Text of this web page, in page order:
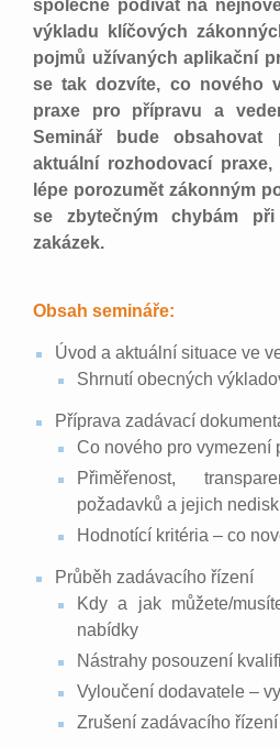
společně podívat na
výkladu klíčových
pojmů užívaných aplikační
se tak dozvíte, co nového
praxe pro přípravu a
Seminář bude obsahovat
aktuální rozhodovací
lépe porozumět zákonným
se zbytečným chybám při
zakázek.
Obsah semináře:
Úvod a aktuální situace ve
Shrnutí obecných
Příprava zadávací
Co nového pro vymezení
Přiměřenost,
požadavků a jejich
Hodnotící kritéria – co
Průběh zadávacího řízení
Kdy a jak můžete/
nabídky
Nástrahy posouzení
Vyloučení dodavatele –
Zrušení zadávacího